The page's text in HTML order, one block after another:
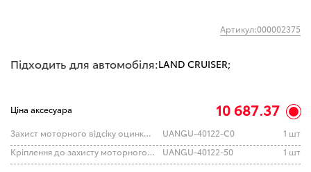
Артикул:000002375
Підходить для автомобіля:LAND CRUISER;
Ціна аксесуара 10 687.37
Захист моторного відсіку оцинкований на автомобіль TOYOTA LC 300 2021- UANGU-40122-C0
1 шт
Кріплення до захисту моторного відсіку на автомобіль TOYOTA LC 300 2021-
UANGU-40122-50 1 шт